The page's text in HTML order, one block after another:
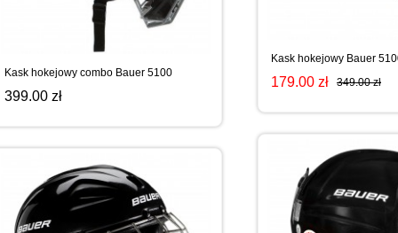
WYPRZEDAŻ
SPORTREBEL CUSTOM
WYPRZEDAŻ
Kask hokejowy Bauer
179.00 zł 349.00 zł
Kask hokejowy combo Bauer 5100
399.00 zł